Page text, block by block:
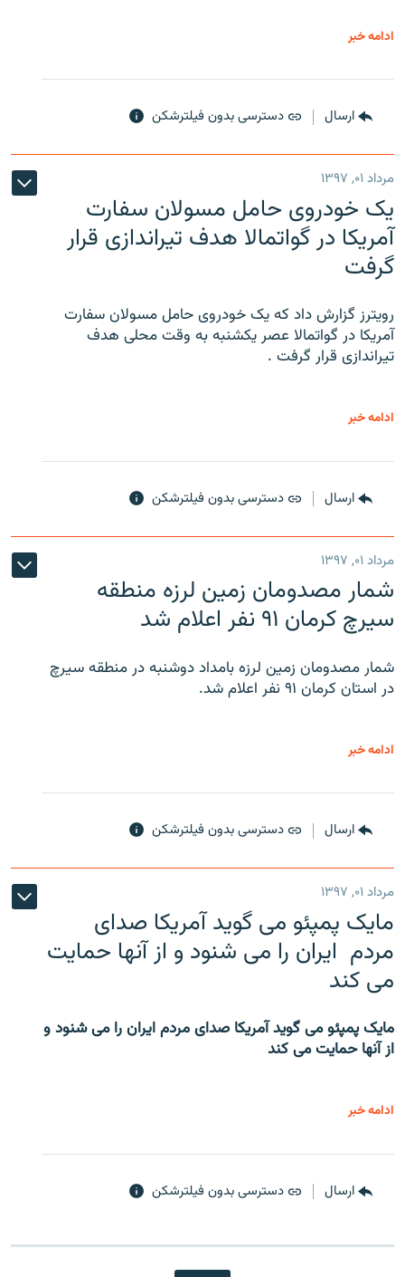
ادامه خبر
ارسال دسترسی بدون فیلترشکن
مرداد ۰۱, ۱۳۹۷
یک خودروی حامل مسولان سفارت
آمریکا در گواتمالا هدف تیراندازی قرار
گرفت
رویترز گزارش داد که یک خودروی حامل مسولان سفارت
آمریکا در گواتمالا عصر یکشنبه به وقت محلی هدف
تیراندازی قرار گرفت .
ادامه خبر
ارسال دسترسی بدون فیلترشکن
مرداد ۰۱, ۱۳۹۷
شمار مصدومان زمین لرزه منطقه
سیرچ کرمان ۹۱ نفر اعلام شد
شمار مصدومان زمین لرزه بامداد دوشنبه در منطقه سیرچ
در استان کرمان ۹۱ نفر اعلام شد.
ادامه خبر
ارسال دسترسی بدون فیلترشکن
مرداد ۰۱, ۱۳۹۷
مایک پمپئو می گوید آمریکا صدای
مردم ایران را می شنود و از آنها حمایت
می کند
مایک پمپئو می گوید آمریکا صدای مردم ایران را می شنود و
از آنها حمایت می کند
ادامه خبر
ارسال دسترسی بدون فیلترشکن